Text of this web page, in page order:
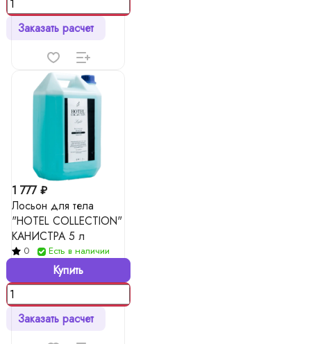
Заказать расчет
1 777 ₽
Лосьон для тела
"HOTEL COLLECTION"
КАНИСТРА 5 л
0 Есть в наличии
Купить
Заказать расчет